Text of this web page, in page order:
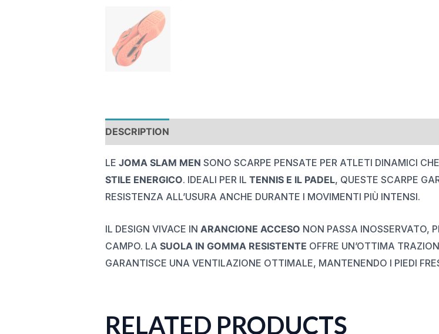
DESCRIPTION
LE JOMA SLAM MEN SONO SCARPE PENSATE PER ATLETI DINAMICI
STILE ENERGICO. IDEALI PER IL TENNIS E IL PADEL, QUESTE SCARPE
RESISTENZA ALL’USURA ANCHE DURANTE I MOVIMENTI PIÙ INTENSI.
IL DESIGN VIVACE IN ARANCIONE ACCESO NON PASSA INOSSERVATO,
CAMPO. LA SUOLA IN GOMMA RESISTENTE OFFRE UN’OTTIMA
GARANTISCE UNA VENTILAZIONE OTTIMALE, MANTENENDO I PIEDI
RELATED PRODUCTS